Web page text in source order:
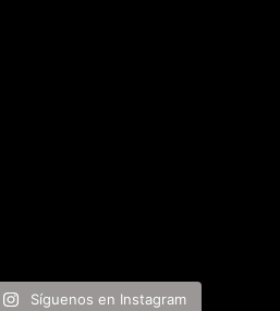
Síguenos en Instagram